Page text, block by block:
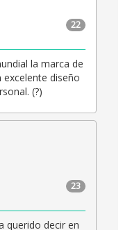
22
la marca de
diseño
(?)
23
querido decir en